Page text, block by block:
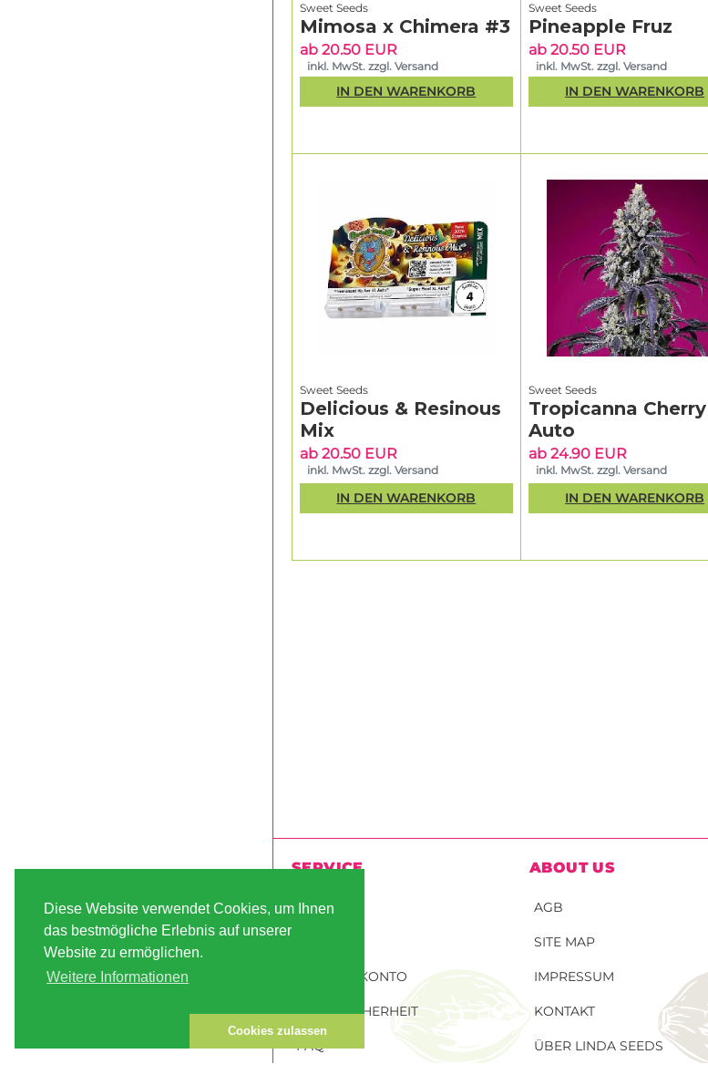
Diese Website verwendet Cookies, um Ihnen
das bestmögliche Erlebnis auf unserer
Website zu ermöglichen.
Weitere Informationen
Cookies zulassen
Sweet Seeds
Mimosa x Chimera #3
ab 20.50 EUR
inkl. MwSt. zzgl. Versand
IN DEN WARENKORB
Sweet Seeds
Pineapple Fruz
ab 20.50 EUR
inkl. MwSt. zzgl. Versand
IN DEN WARENKORB
Sweet Seeds
Delicious & Resinous
Mix
ab 20.50 EUR
inkl. MwSt. zzgl. Versand
IN DEN WARENKORB
Sweet Seeds
Tropicanna
Auto
ab 24.90 EUR
inkl. MwSt. zzgl. Versand
IN DEN WARENKORB
SERVICE
VERSAND
KUNDEN-KONTO
DATENSICHERHEIT
FAQ
ABOUT US
AGB
SITE MAP
IMPRESSUM
KONTAKT
ÜBER LINDA SEEDS